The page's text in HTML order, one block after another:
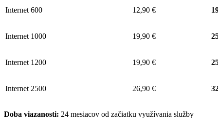
Internet 600 12,90 €
Internet 1000 19,90 €
Internet 1200 19,90 €
Internet 2500 26,90 €
Doba viazanosti: 24 mesiacov od začiatku využívania služby